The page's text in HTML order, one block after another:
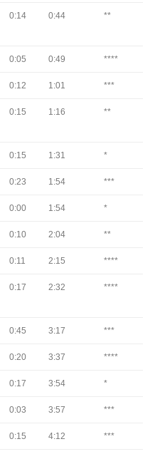
0:14 0:44 **
0:05 0:49 ****
0:12 1:01 ***
0:15 1:16 **
0:15 1:31 *
0:23 1:54 ***
0:00 1:54 *
0:10 2:04 **
0:11 2:15 ****
0:17 2:32 ****
0:45 3:17 ***
0:20 3:37 ****
0:17 3:54 *
0:03 3:57 ***
0:15 4:12 ***